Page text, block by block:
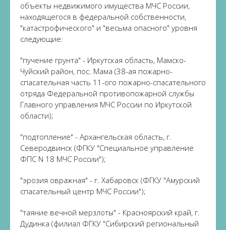
объекты недвижимого имущества МЧС России,
находящегося в федеральной собственности,
"катастрофического" и "весьма опасного" уровня
следующие:
"пучение грунта" - Иркутская область, Мамско-
Чуйский район, пос. Мама (38-ая пожарно-
спасательная часть 11-ого пожарно-спасательного
отряда Федеральной противопожарной службы
Главного управления МЧС России по Иркутской
области);
"подтопление" - Архангельская область, г.
Северодвинск (ФГКУ "Специальное управление
ФПС N 18 МЧС России");
"эрозия овражная" - г. Хабаровск (ФГКУ "Амурский
спасательный центр МЧС России");
"таяние вечной мерзлоты" - Красноярский край, г.
Дудинка (филиал ФГКУ "Сибирский региональный